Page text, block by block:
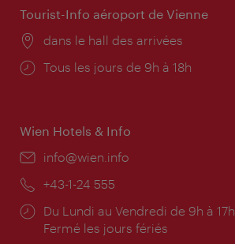
Tourist-Info aéroport de Vienne
Lieu:
dans le hall des arrivées
Horaires
Tous les jours de 9h à 18h
Wien Hotels & Info
E-
info@wien.info
Téléphone:
+43-1-24 555
Horaires
d'ouverture:
Du Lundi au Vendredi de 9h à 17h
Fermé les jours fériés